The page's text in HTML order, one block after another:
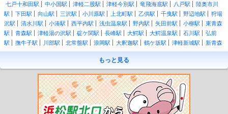
七戸十和田駅 中小国駅 津軽二股駅 津軽今別駅 竜飛海底駅 八戸駅
陸奥市川
駅
下田駅 向山駅 三沢駅 小川原駅 上北町駅 乙供駅 千曳駅 野辺地駅
狩場
沢駅
清水川駅 小湊駅 西平内駅 浅虫温泉駅 野内駅 矢田前駅 小柳駅
東青森
駅
青森駅 津軽湯の沢駅 碇ケ関駅 長峰駅 大鰐駅 大鰐温泉駅 石川駅
弘前
駅
撫牛子駅 川部駅 北常盤駅 浪岡駅 大釈迦駅 鶴ケ坂駅 津軽新城駅
新青森
駅
北野辺地駅 有戸駅 吹越駅 陸奥横浜駅 有畑駅 近川駅 金谷沢駅
赤川駅
白神岳登山口駅 松神駅
辺駅
ウェスパ椿山駅 艫作駅 横磯駅 深浦駅 広戸駅 追良瀬駅 驫木駅
風合瀬
千畳敷駅 北金ケ沢駅 陸奥柳田駅 陸奥赤石駅 鰺ケ沢駅
陸奥森田駅 中田駅 木造駅 五所川原駅 津軽五所川原駅 陸奥鶴田駅
林崎駅 藤崎駅 油川駅 津軽宮田駅 奥内駅 左堰駅 後潟駅
郷沢駅 瀬辺地駅 蟹田駅 大平駅 大川平駅 今別駅 津軽浜名駅
もっと見る